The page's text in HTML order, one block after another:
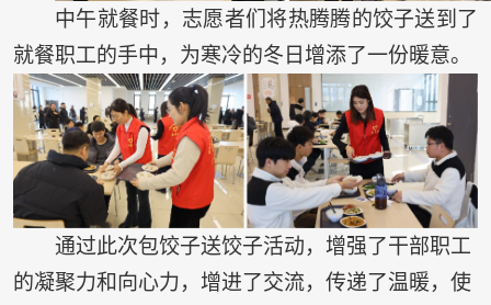
中午就餐时，志愿者们将热腾腾的饺子送到了
就餐职工的手中，为寒冷的冬日增添了一份暖意。
通过此次包饺子送饺子活动，增强了干部职工
的凝聚力和向心力，增进了交流，传递了温暖，使